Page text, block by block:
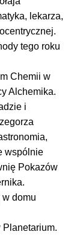
lekarza,
tego roku
Chemii w
Alchemika.
i
wspólnie
Pokazów
w domu